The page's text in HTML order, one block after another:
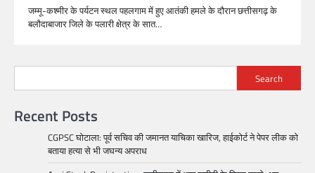
जम्मू-कश्मीर के पर्यटन स्थल पहलगाम में हुए आतंकी हमले के दौरान छत्तीसगढ़ के
बलौदाबाजार जिले के पलारी क्षेत्र के सात…
Search
Recent Posts
CGPSC घोटाला: पूर्व सचिव की जमानत याचिका खारिज, हाईकोर्ट ने पेपर लीक को
बताया हत्या से भी जघन्य अपराध